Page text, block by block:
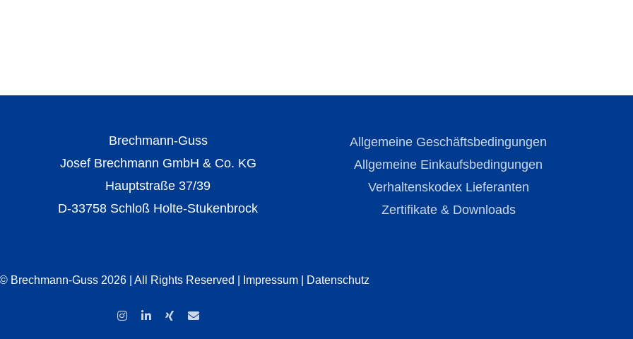
Brechmann-Guss
Josef Brechmann GmbH & Co. KG
Hauptstraße 37/39
D-33758 Schloß Holte-Stukenbrock
Allgemeine Geschäftsbedingungen
Allgemeine Einkaufsbedingungen
Verhaltenskodex Lieferanten
Zertifikate & Downloads
Brechmann-Guss 2026 | All Rights Reserved | Impressum| Datenschutz
InstagramLinkedIn
Xing E-